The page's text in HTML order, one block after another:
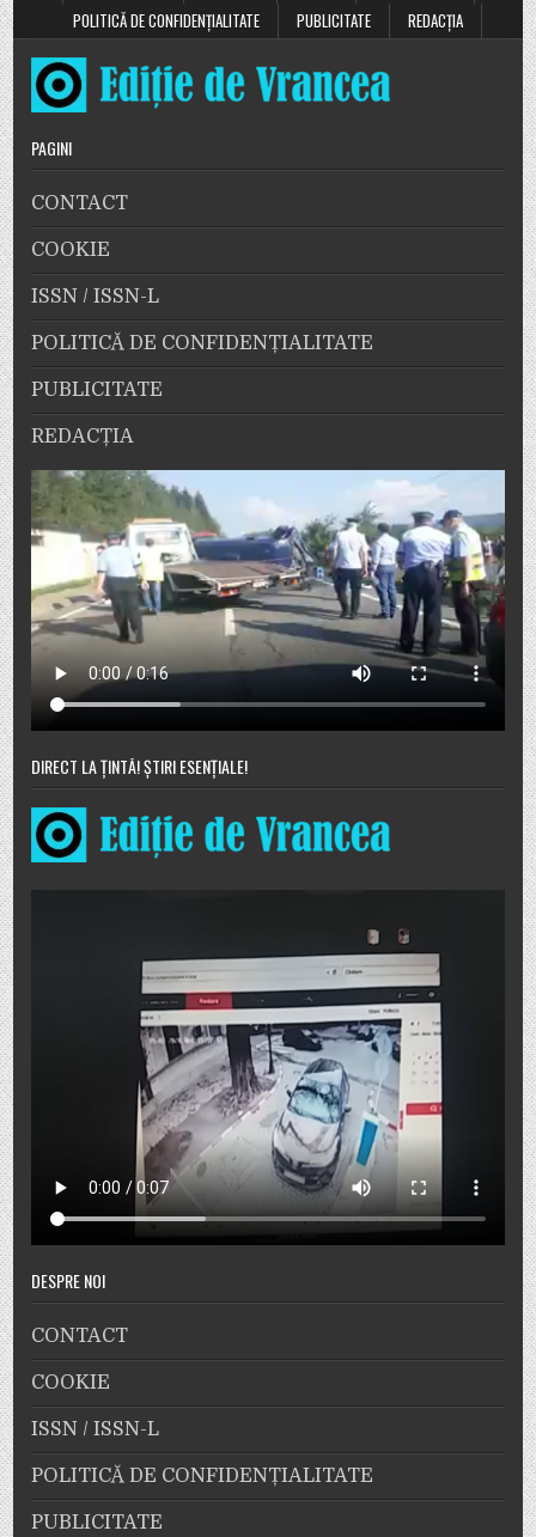
POLITICĂ DE CONFIDENȚIALITATE
PUBLICITATE REDACȚIA
PAGINI
CONTACT
COOKIE
ISSN / ISSN-L
POLITICĂ DE CONFIDENȚIALITATE
PUBLICITATE
REDACȚIA
DIRECT LA ȚINTĂ! ȘTIRI ESENȚIALE!
DESPRE NOI
CONTACT
COOKIE
ISSN / ISSN-L
POLITICĂ DE CONFIDENȚIALITATE
PUBLICITATE